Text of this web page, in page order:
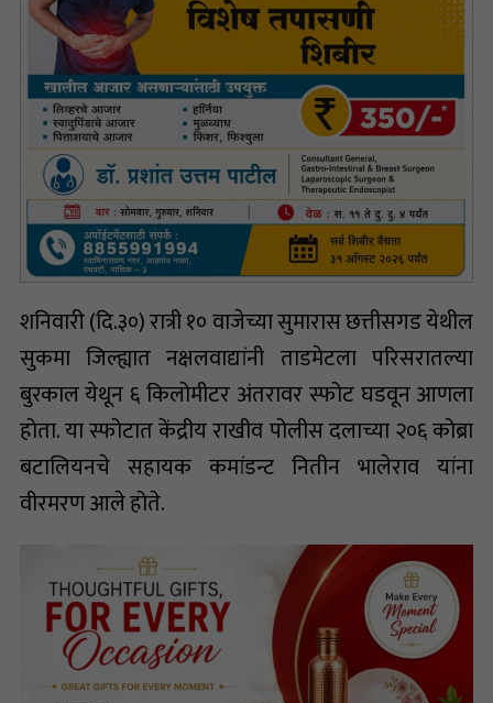
शनिवारी (दि.३०) रात्री १० वाजेच्या सुमारास छत्तीसगड येथील
सुकमा जिल्ह्यात नक्षलवाद्यांनी ताडमेटला परिसरातल्या
बुरकाल येथून ६ किलोमीटर अंतरावर स्फोट घडवून आणला
होता. या स्फोटात केंद्रीय राखीव पोलीस दलाच्या २०६ कोब्रा
बटालियनचे सहायक कमांडन्ट नितीन भालेराव यांना
वीरमरण आले होते.